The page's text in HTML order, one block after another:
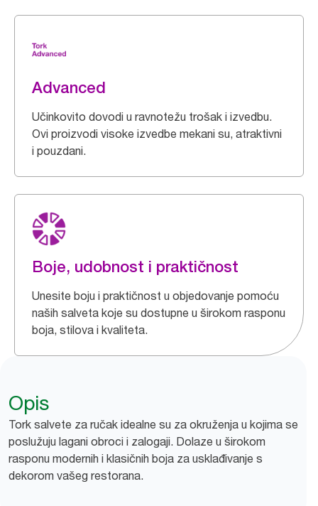
Advanced
Učinkovito dovodi u ravnotežu trošak i izvedbu.
Ovi proizvodi visoke izvedbe mekani su, atraktivni
i pouzdani.
Boje, udobnost i praktičnost
Unesite boju i praktičnost u objedovanje pomoću
naših salveta koje su dostupne u širokom rasponu
boja, stilova i kvaliteta.
Opis
Tork salvete za ručak idealne su za okruženja u kojima se
poslužuju lagani obroci i zalogaji. Dolaze u širokom
rasponu modernih i klasičnih boja za usklađivanje s
dekorom vašeg restorana.